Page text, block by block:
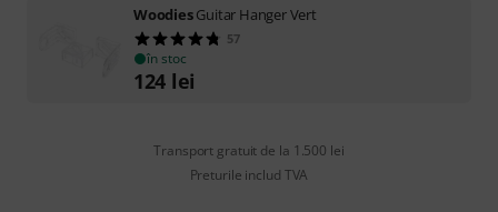
WoodiesGuitar Hanger Vert
57
în stoc
124 lei
Transport gratuit de la 1.500 lei
Preturile includ TVA